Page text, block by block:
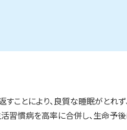
習慣病を高率に合併し、生命予